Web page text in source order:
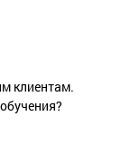
клиентам.